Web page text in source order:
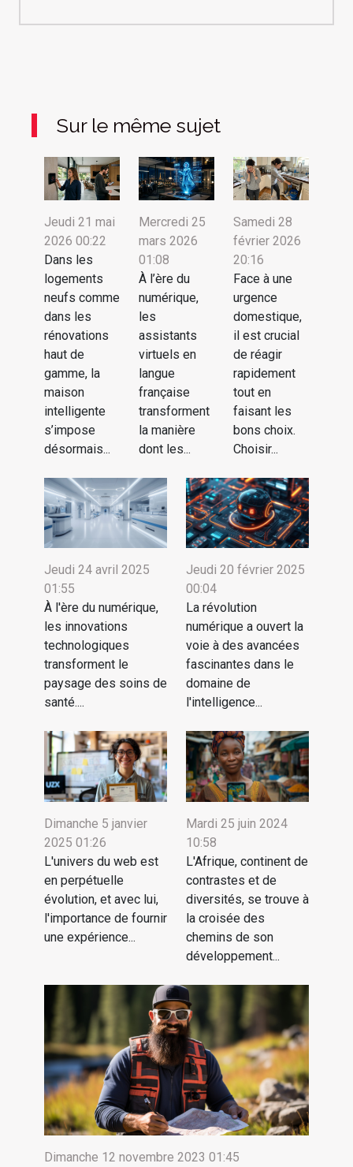
Sur le même sujet
Jeudi 21 mai
2026 00:22
Dans les
logements
neufs comme
dans les
rénovations
haut de
gamme, la
maison
intelligente
s’impose
désormais...
Mercredi 25
mars 2026
01:08
À l’ère du
numérique,
les
assistants
virtuels en
langue
française
transforment
la manière
dont les...
Samedi 28
février 2026
20:16
Face à une
urgence
domestique,
il est crucial
de réagir
rapidement
tout en
faisant les
bons choix.
Choisir...
Jeudi 24 avril 2025
01:55
À l'ère du numérique,
les innovations
technologiques
transforment le
paysage des soins de
santé....
Jeudi 20 février 2025
00:04
La révolution
numérique a ouvert la
voie à des avancées
fascinantes dans le
domaine de
l'intelligence...
Dimanche 5 janvier
2025 01:26
L'univers du web est
en perpétuelle
évolution, et avec lui,
l'importance de fournir
une expérience...
Mardi 25 juin 2024
10:58
L'Afrique, continent de
contrastes et de
diversités, se trouve à
la croisée des
chemins de son
développement...
Dimanche 12 novembre 2023 01:45